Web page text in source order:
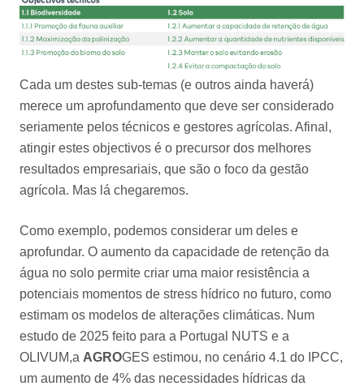
Cada um destes sub-temas (e outros ainda haverá)
merece um aprofundamento que deve ser considerado
seriamente pelos técnicos e gestores agrícolas. Afinal,
atingir estes objectivos é o precursor dos melhores
resultados empresariais, que são o foco da gestão
agrícola. Mas lá chegaremos.
Como exemplo, podemos considerar um deles e
aprofundar. O aumento da capacidade de retenção da
água no solo permite criar uma maior resistência a
potenciais momentos de stress hídrico no futuro, como
estimam os modelos de alterações climáticas. Num
estudo de 2025 feito para a Portugal NUTS e a
OLIVUM,a AGROGES estimou, no cenário 4.1 do IPCC,
um aumento de 4% das necessidades hídricas da